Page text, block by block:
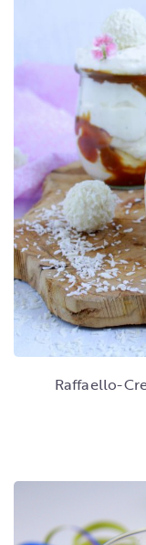
Raffaello-